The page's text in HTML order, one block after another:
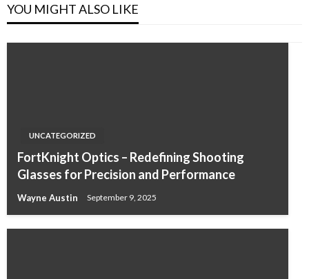
YOU MIGHT ALSO LIKE
UNCATEGORIZED
FortKnight Optics – Redefining Shooting
Glasses for Precision and Performance
Wayne Austin September 9, 2025